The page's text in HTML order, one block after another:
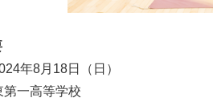
年8月18日（日）
第一高等学校